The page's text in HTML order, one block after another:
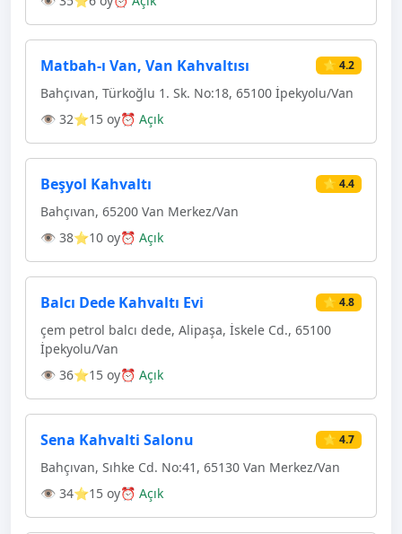
Matbah-ı Van, Van Kahvaltısı ⭐ 4.2
Bahçıvan, Türkoğlu 1. Sk. No:18, 65100 İpekyolu/Van
👁 32⭐15 oy⏰ Açık
Beşyol Kahvaltı ⭐ 4.4
Bahçıvan, 65200 Van Merkez/Van
👁 38⭐10 oy⏰ Açık
Balcı Dede Kahvaltı Evi ⭐ 4.8
çem petrol balcı dede, Alipaşa, İskele Cd., 65100
İpekyolu/Van
👁 36⭐15 oy⏰ Açık
Sena Kahvalti Salonu ⭐ 4.7
Bahçıvan, Sıhke Cd. No:41, 65130 Van Merkez/Van
👁 34⭐15 oy⏰ Açık